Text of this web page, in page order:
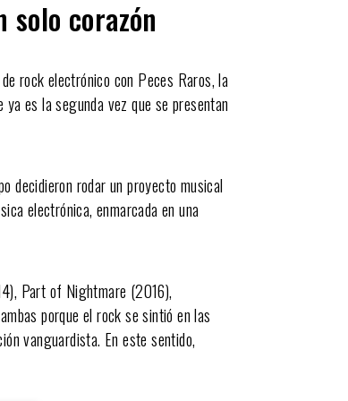
corazón
rock electrónico con Peces Raros, la
ya es la segunda vez que se presentan
decidieron rodar un proyecto musical
electrónica, enmarcada en una
Part of Nightmare (2016),
porque el rock se sintió en las
vanguardista. En este sentido,